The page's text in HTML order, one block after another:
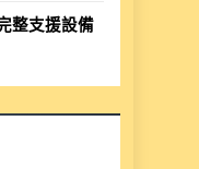
整支援設備